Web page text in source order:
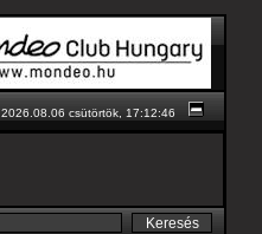
2026.08.06 csütörtök, 17:12:46